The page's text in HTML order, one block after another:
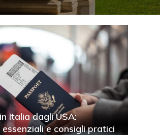
Italia dagli USA:
e consigli pratici